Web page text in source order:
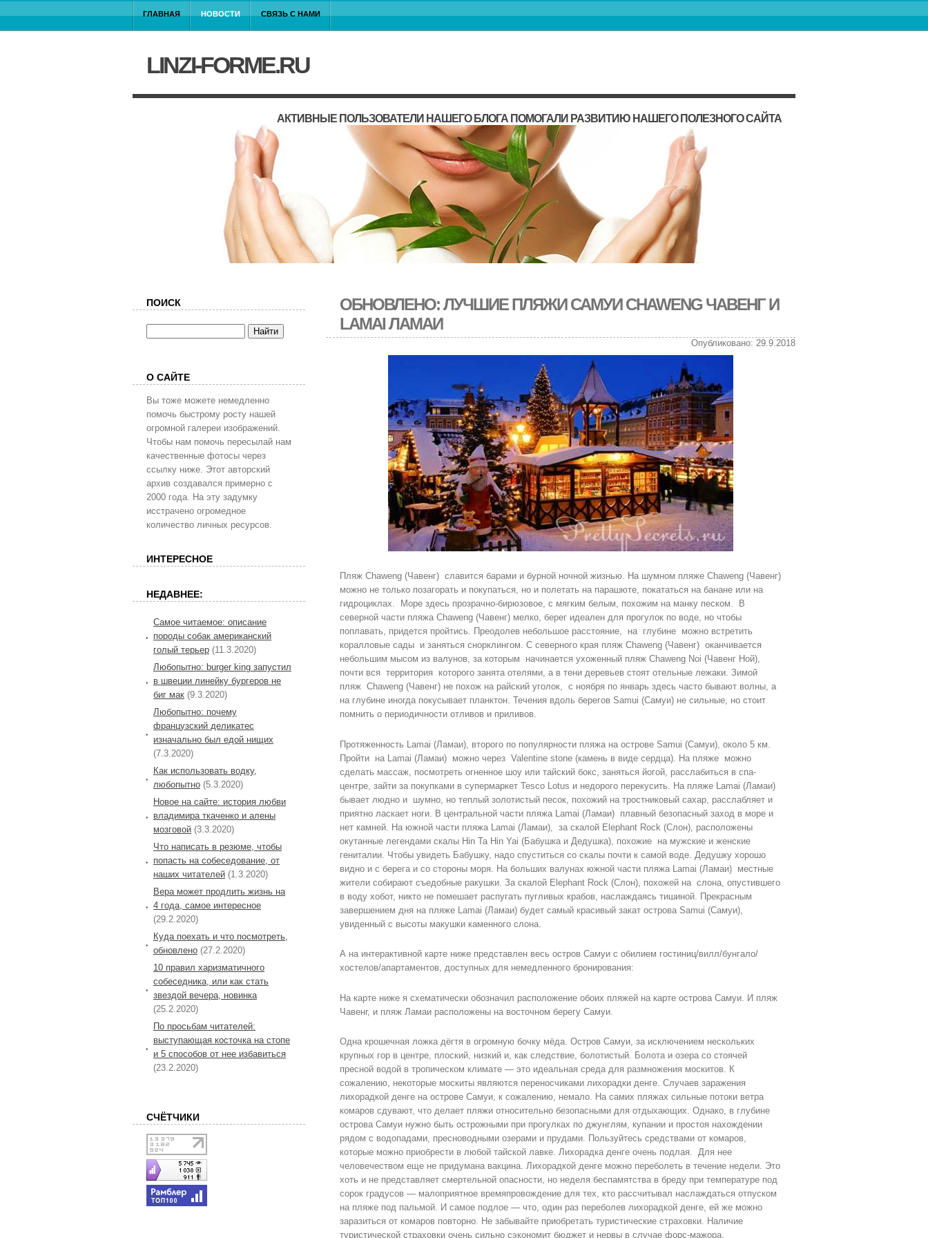
ГЛАВНАЯ НОВОСТИ СВЯЗЬ С НАМИ
LINZI-FORME.RU
АКТИВНЫЕ ПОЛЬЗОВАТЕЛИ НАШЕГО БЛОГА ПОМОГАЛИ РАЗВИТИЮ НАШЕГО ПОЛЕЗНОГО САЙТА
ОБНОВЛЕНО: ЛУЧШИЕ ПЛЯЖИ САМУИ CHAWENG ЧАВЕНГ И
LAMAI ЛАМАИ
Опубликовано: 29.9.2018
Пляж Chaweng (Чавенг) славится барами и бурной ночной жизнью. На шумном пляже Chaweng (Чавенг)
можно не только позагорать и покупаться, но и полетать на парашюте, покататься на банане или на
гидроциклах. Море здесь прозрачно-бирюзовое, с мягким белым, похожим на манку песком. В
северной части пляжа Chaweng (Чавенг) мелко, берег идеален для прогулок по воде, но чтобы
поплавать, придется пройтись. Преодолев небольшое расстояние, на глубине можно встретить
коралловые сады и заняться снорклингом. С северного края пляж Chaweng (Чавенг) оканчивается
небольшим мысом из валунов, за которым начинается ухоженный пляж Chaweng Noi (Чавенг Ной),
почти вся территория которого занята отелями, а в тени деревьев стоят отельные лежаки. Зимой
пляж Chaweng (Чавенг) не похож на райский уголок, с ноября по январь здесь часто бывают волны, а
на глубине иногда покусывает планктон. Течения вдоль берегов Samui (Самуи) не сильные, но стоит
помнить о периодичности отливов и приливов.
Протяженность Lamai (Ламаи), второго по популярности пляжа на острове Samui (Самуи), около 5 км.
Пройти на Lamai (Ламаи) можно через Valentine stone (камень в виде сердца). На пляже можно
сделать массаж, посмотреть огненное шоу или тайский бокс, заняться йогой, расслабиться в спа-
центре, зайти за покупками в супермаркет Tesco Lotus и недорого перекусить. На пляже Lamai (Ламаи)
бывает людно и шумно, но теплый золотистый песок, похожий на тростниковый сахар, расслабляет и
приятно ласкает ноги. В центральной части пляжа Lamai (Ламаи) плавный безопасный заход в море и
нет камней. На южной части пляжа Lamai (Ламаи), за скалой Elephant Rock (Слон), расположены
окутанные легендами скалы Hin Ta Hin Yai (Бабушка и Дедушка), похожие на мужские и женские
гениталии. Чтобы увидеть Бабушку, надо спуститься со скалы почти к самой воде. Дедушку хорошо
видно и с берега и со стороны моря. На больших валунах южной части пляжа Lamai (Ламаи) местные
жители собирают съедобные ракушки. За скалой Elephant Rock (Слон), похожей на слона, опустившего
в воду хобот, никто не помешает распугать пугливых крабов, наслаждаясь тишиной. Прекрасным
завершением дня на пляже Lamai (Ламаи) будет самый красивый закат острова Samui (Самуи),
увиденный с высоты макушки каменного слона.
А на интерактивной карте ниже представлен весь остров Самуи с обилием гостиниц/вилл/бунгало/
хостелов/апартаментов, доступных для немедленного бронирования:
На карте ниже я схематически обозначил расположение обоих пляжей на карте острова Самуи. И пляж
Чавенг, и пляж Ламаи расположены на восточном берегу Самуи.
Одна крошечная ложка дёгтя в огромную бочку мёда. Остров Самуи, за исключением нескольких
крупных гор в центре, плоский, низкий и, как следствие, болотистый. Болота и озера со стоячей
пресной водой в тропическом климате — это идеальная среда для размножения москитов. К
сожалению, некоторые москиты являются переносчиками лихорадки денге. Случаев заражения
лихорадкой денге на острове Самуи, к сожалению, немало. На самих пляжах сильные потоки ветра
комаров сдувают, что делает пляжи относительно безопасными для отдыхающих. Однако, в глубине
острова Самуи нужно быть острожными при прогулках по джунглям, купании и простоя нахождении
рядом с водопадами, пресноводными озерами и прудами. Пользуйтесь средствами от комаров,
которые можно приобрести в любой тайской лавке. Лихорадка денге очень подлая. Для нее
человечеством еще не придумана вакцина. Лихорадкой денге можно переболеть в течение недели. Это
хоть и не представляет смертельной опасности, но неделя беспамятства в бреду при температуре под
сорок градусов — малоприятное времяпровождение для тех, кто рассчитывал наслаждаться отпуском
на пляже под пальмой. И самое подлое — что, один раз переболев лихорадкой денге, ей же можно
заразиться от комаров повторно. Не забывайте приобретать туристические страховки. Наличие
туристической страховки очень сильно сэкономит бюджет и нервы в случае форс-мажора.
ПОИСК
О САЙТЕ
Вы тоже можете немедленно
помочь быстрому росту нашей
огромной галереи изображений.
Чтобы нам помочь пересылай нам
качественные фотосы через
ссылку ниже. Этот авторский
архив создавался примерно с
2000 года. На эту задумку
исстрачено огромедное
количество личных ресурсов.
ИНТЕРЕСНОЕ
НЕДАВНЕЕ:
Самое читаемое: описание
породы собак американский
голый терьер (11.3.2020)
Любопытно: burger king запустил
в швеции линейку бургеров не
биг мак (9.3.2020)
Любопытно: почему
французский деликатес
изначально был едой нищих
(7.3.2020)
Как использовать водку,
любопытно (5.3.2020)
Новое на сайте: история любви
владимира ткаченко и алены
мозговой (3.3.2020)
Что написать в резюме, чтобы
попасть на собеседование, от
наших читателей (1.3.2020)
Вера может продлить жизнь на
4 года, самое интересное
(29.2.2020)
Куда поехать и что посмотреть,
обновлено (27.2.2020)
10 правил харизматичного
собеседника, или как стать
звездой вечера, новинка
(25.2.2020)
По просьбам читателей:
выступающая косточка на стопе
и 5 способов от нее избавиться
(23.2.2020)
СЧЁТЧИКИ